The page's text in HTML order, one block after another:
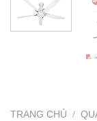
TRANG CHỦ /